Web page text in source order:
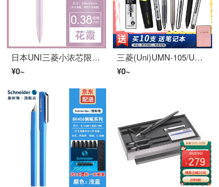
日本UNI三菱小浓芯限定款按动波尔班替芯考试写UMN-SF-38/05升级版カラー水笔黒笔0.5 mm花霞·黒芯0.38 mm
¥0~
三菱(Uni)UMN-105/UB-150ボールペン/ボールペン/蛍光ペンセットビジネス学習会議仕事専用ペン万事順調セット10セット
¥0~